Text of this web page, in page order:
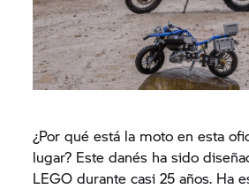
¿Por qué está la moto en esta
lugar? Este danés ha sido
LEGO durante casi 25 años. Ha